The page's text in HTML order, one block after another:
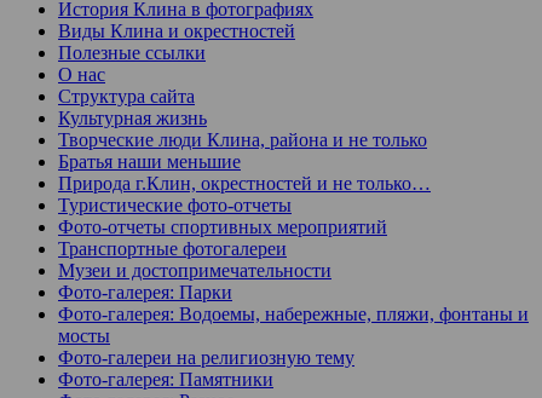
История Клина в фотографиях
Виды Клина и окрестностей
Полезные ссылки
О нас
Структура сайта
Культурная жизнь
Творческие люди Клина, района и не только
Братья наши меньшие
Природа г.Клин, окрестностей и не только…
Туристические фото-отчеты
Фото-отчеты спортивных мероприятий
Транспортные фотогалереи
Музеи и достопримечательности
Фото-галерея: Парки
Фото-галерея: Водоемы, набережные, пляжи, фонтаны и
мосты
Фото-галереи на религиозную тему
Фото-галерея: Памятники